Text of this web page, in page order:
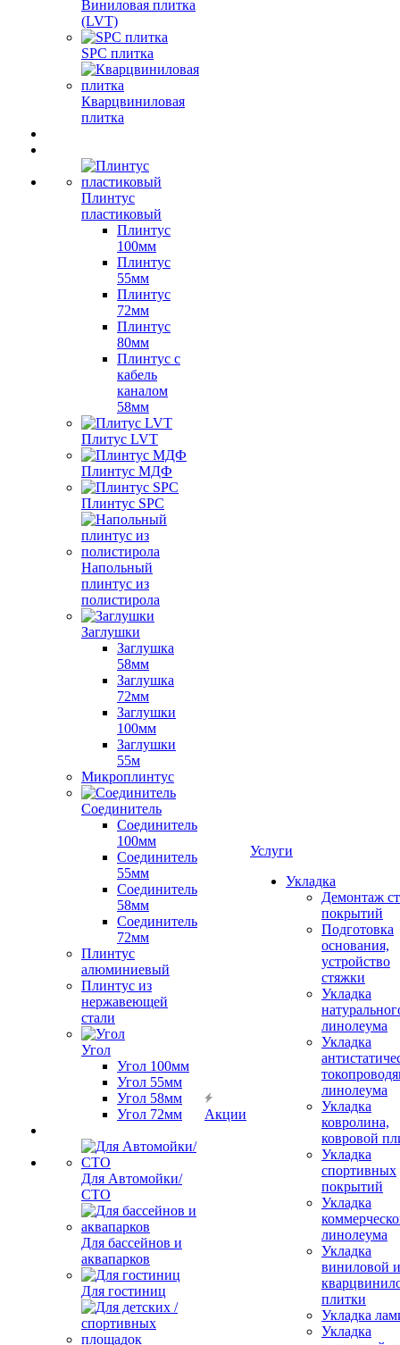
Виниловая плитка
(LVT)
SPC плитка
Кварцвиниловая
плитка
Плинтус
пластиковый
Плинтус
100мм
Плинтус
55мм
Плинтус
72мм
Плинтус
80мм
Плинтус с
кабель
каналом
58мм
Плитус LVT
Плинтус МДФ
Плинтус SPC
Напольный
плинтус из
полистирола
Заглушки
Заглушка
58мм
Заглушка
72мм
Заглушки
100мм
Заглушки
55м
Микроплинтус
Соединитель
Соединитель
100мм
Соединитель
55мм
Соединитель
58мм
Соединитель
72мм
Плинтус
алюминиевый
Плинтус из
нержавеющей
стали
Угол
Угол 100мм
Угол 55мм
Угол 58мм
Угол 72мм
Для Автомойки/
СТО
Для бассейнов и
аквапарков
Для гостиниц
Акции
Услуги
Укладка
Демонтаж
покрытий
Подготовка
основания,
устройство
стяжки
Укладка
линолеума
Укладка
линолеума
Укладка
ковролина,
ковровой
Укладка
спортивных
покрытий
Укладка
линолеума
Укладка
виниловой и
плитки
Укладка
Укладка